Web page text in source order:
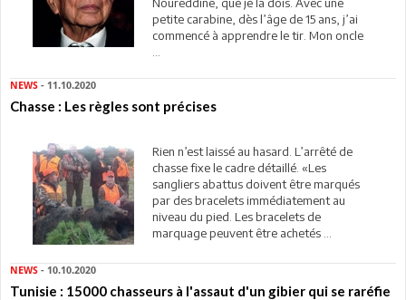
petite carabine, dès l’âge de 15 ans, j’ai
commencé à apprendre le tir. Mon oncle
NEWS - 11.10.2020
Chasse : Les règles sont précises
Rien n’est laissé au hasard. L’arrêté de
chasse fixe le cadre détaillé. «Les
sangliers abattus doivent être marqués
par des bracelets immédiatement au
niveau du pied. Les bracelets de
marquage peuvent être achetés ...
NEWS - 10.10.2020
Tunisie : 15000 chasseurs à l'assaut d'un gibier qui se raréfie